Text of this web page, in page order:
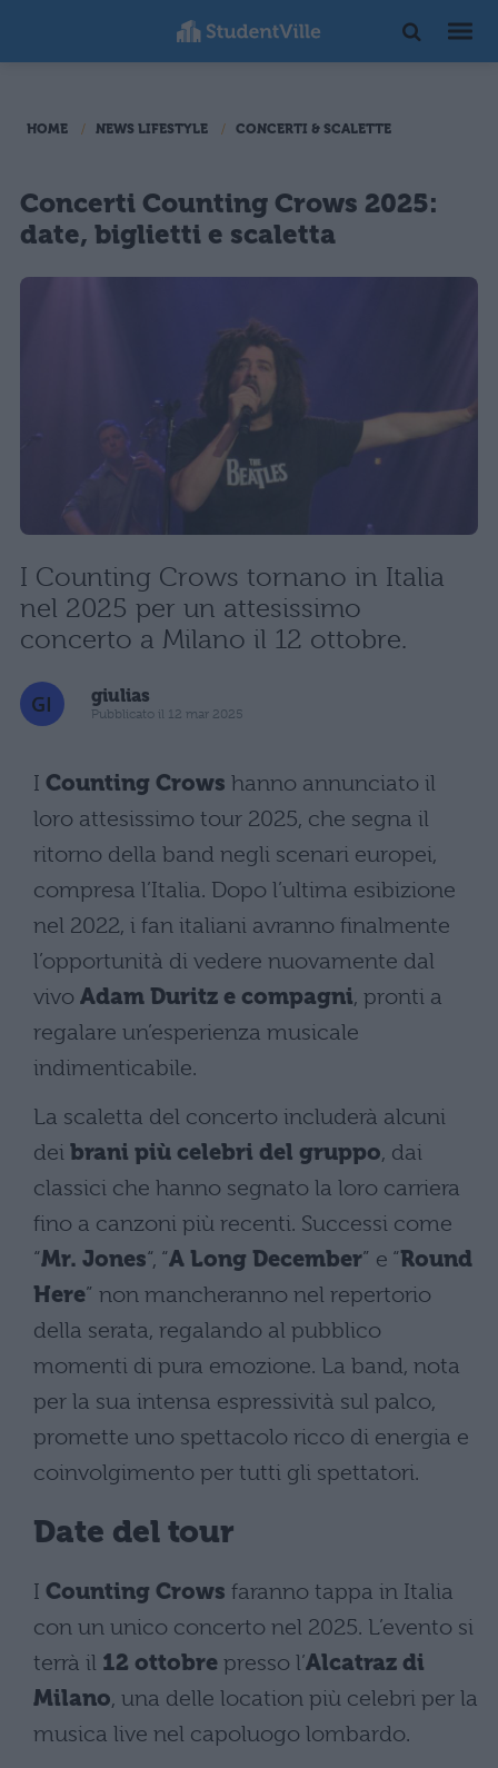
HOME NEWS LIFESTYLE CONCERTI & SCALETTE
Concerti Counting Crows 2025:
date, biglietti e scaletta
I Counting Crows tornano in Italia
nel 2025 per un attesissimo
concerto a Milano il 12 ottobre.
giulias
Pubblicato il 12 mar 2025
I Counting Crows hanno annunciato il
loro attesissimo tour 2025, che segna il
ritorno della band negli scenari europei,
compresa l’Italia. Dopo l’ultima esibizione
nel 2022, i fan italiani avranno finalmente
l’opportunità di vedere nuovamente dal
vivo Adam Duritz e compagni, pronti a
regalare un’esperienza musicale
indimenticabile.
La scaletta del concerto includerà alcuni
dei brani più celebri del gruppo, dai
classici che hanno segnato la loro carriera
fino a canzoni più recenti. Successi come
“Mr. Jones“, “A Long December” e “Round
Here” non mancheranno nel repertorio
della serata, regalando al pubblico
momenti di pura emozione. La band, nota
per la sua intensa espressività sul palco,
promette uno spettacolo ricco di energia e
coinvolgimento per tutti gli spettatori.
Date del tour
I Counting Crows faranno tappa in Italia
con un unico concerto nel 2025. L’evento si
terrà il 12 ottobre presso l’Alcatraz di
Milano, una delle location più celebri per la
musica live nel capoluogo lombardo.